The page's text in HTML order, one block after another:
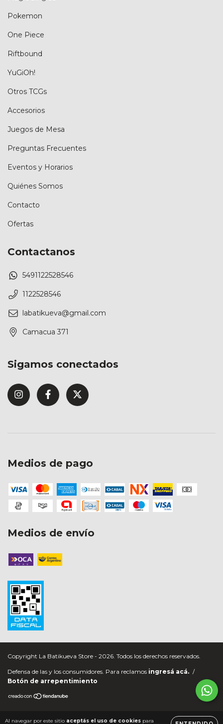
Al navegar por este sitio aceptás el uso de cookies para
Pokemon
One Piece
Riftbound
YuGiOh!
Otros TCGs
Accesorios
Juegos de Mesa
Preguntas Frecuentes
Eventos y Horarios
Quiénes Somos
Contacto
Ofertas
Contactanos
5491122528546
1122528546
labatikueva@gmail.com
Camacua 371
Sigamos conectados
Medios de pago
Medios de envío
Copyright La Batikueva Store - 2026. Todos los derechos reservados.
Defensa de las y los consumidores. Para reclamos ingresá acá. /
Botón de arrepentimiento